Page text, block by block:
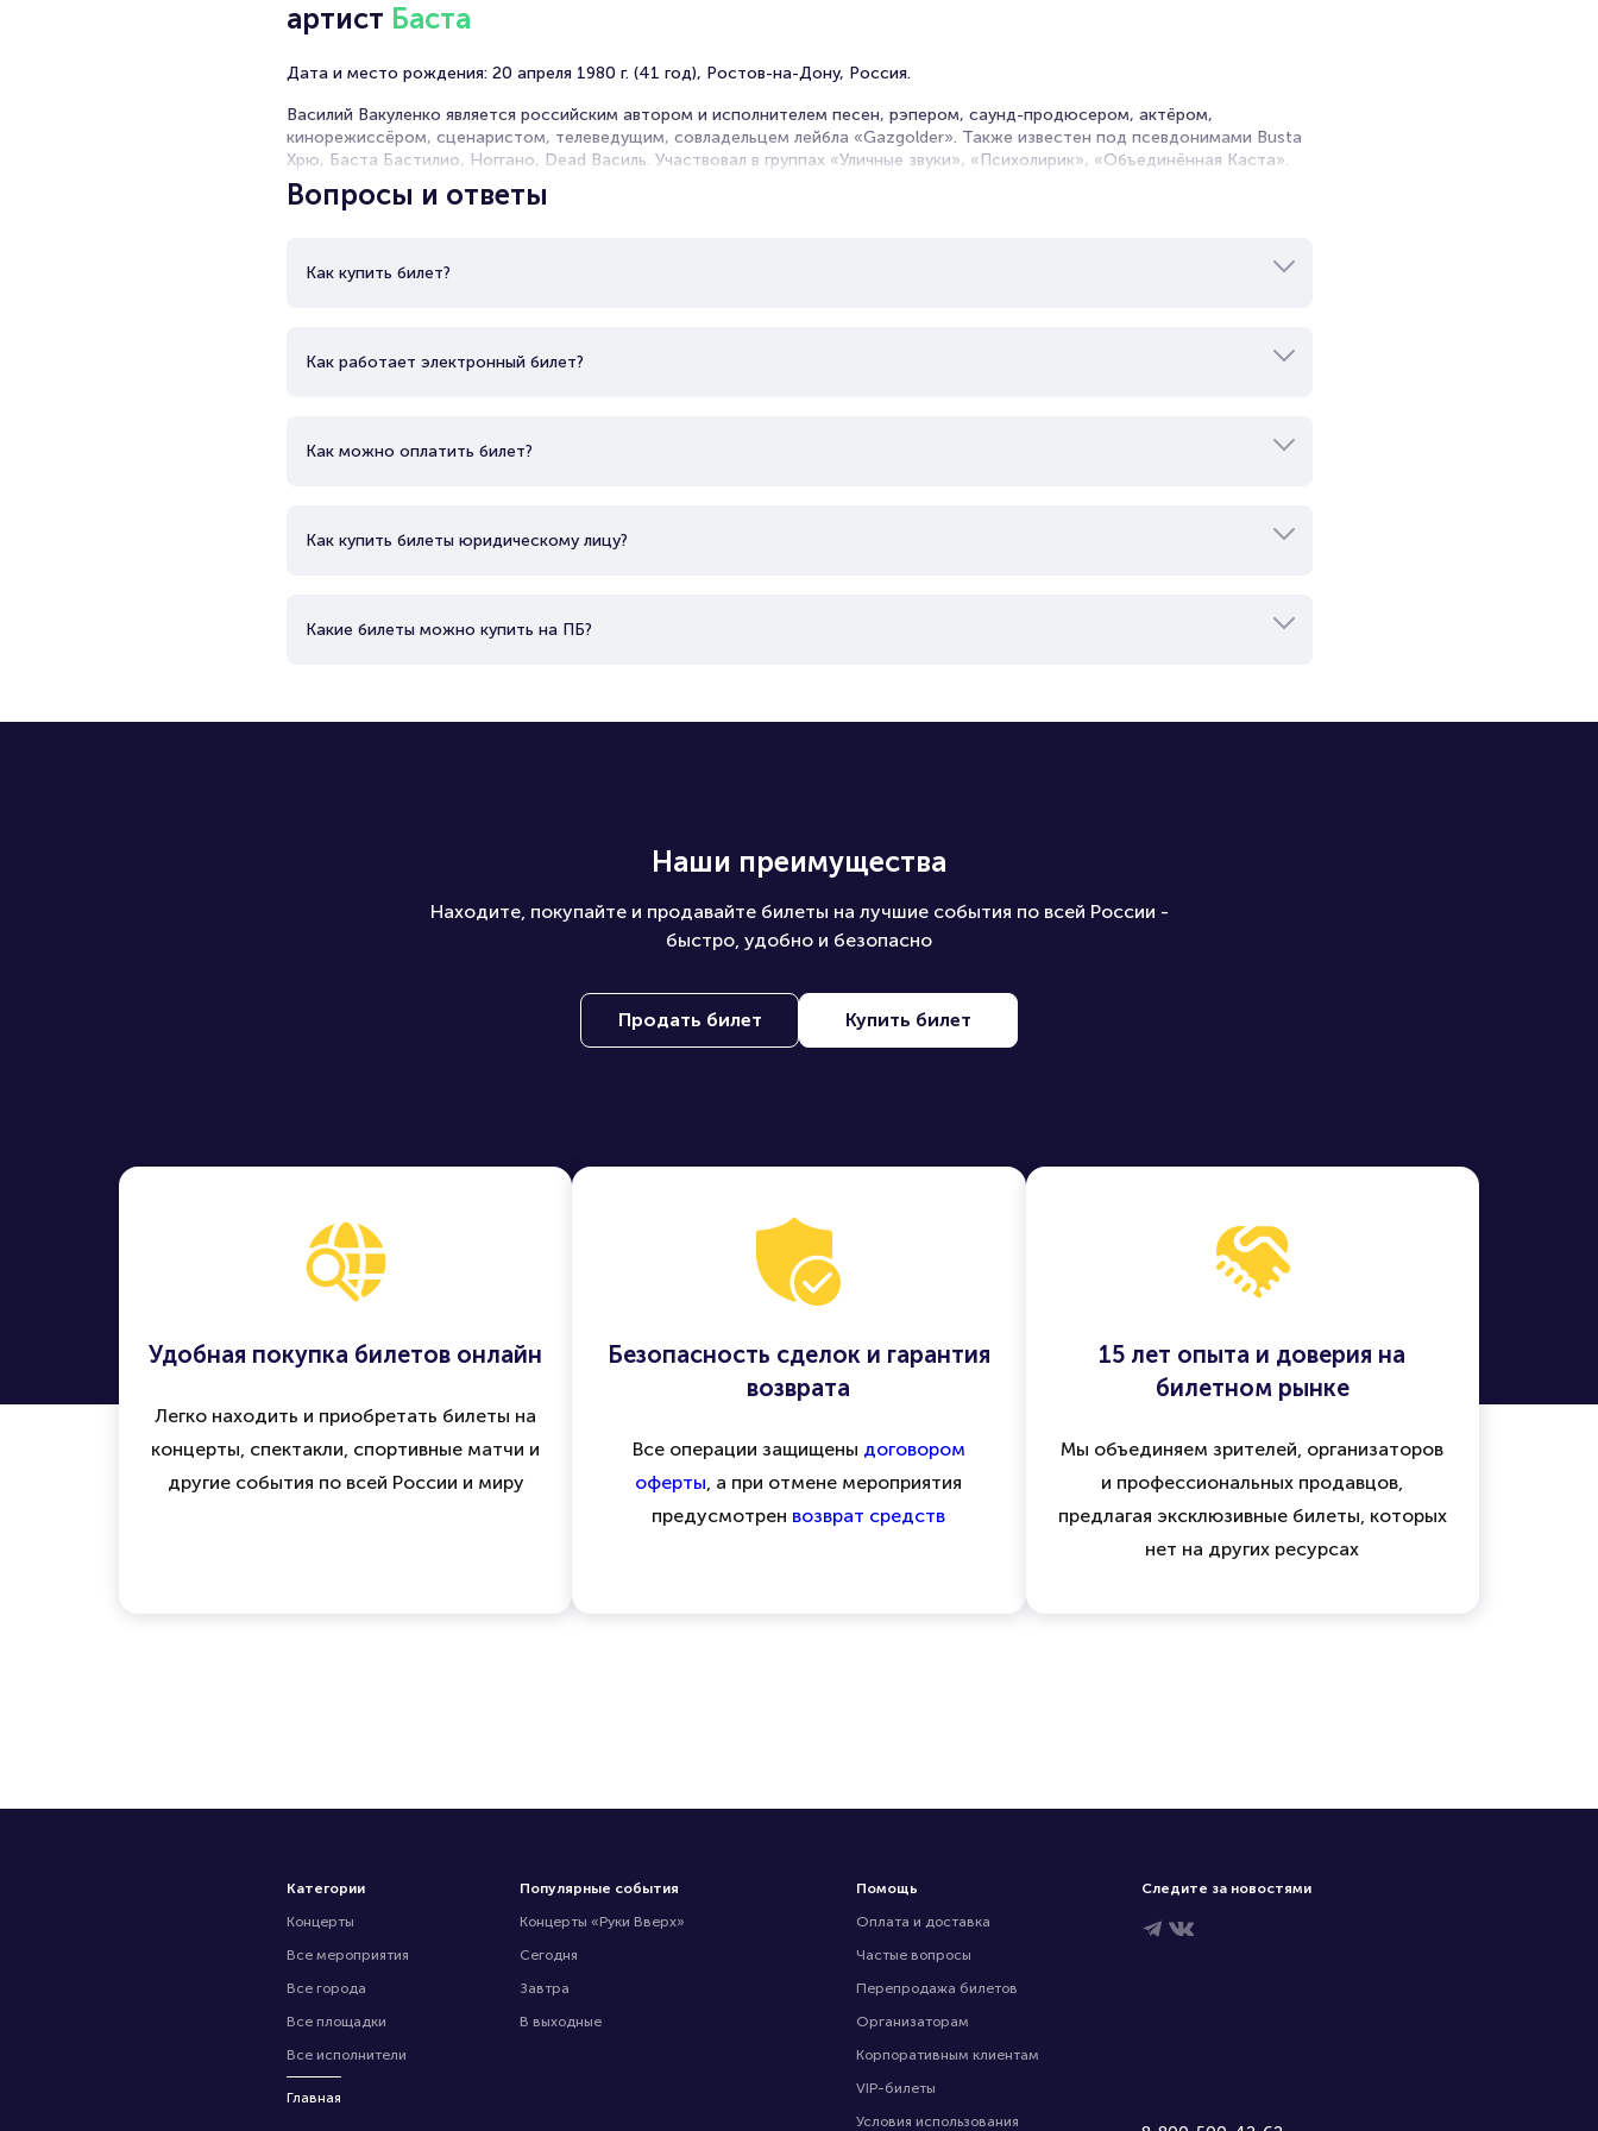
Брокерам
артист Баста
Дата и место рождения: 20 апреля 1980 г. (41 год), Ростов-на-Дону, Россия.
Василий Вакуленко является российским автором и исполнителем песен, рэпером, саунд-продюсером, актёром,
кинорежиссёром, сценаристом, телеведущим, совладельцем лейбла «Gazgolder». Также известен под псевдонимами Busta
Хрю, Баста Бастилио, Ноггано, Dead Василь. Участвовал в группах «Уличные звуки», «Психолирик», «Объединённая Каста».
Неоднократно выступал наставником на телешоу «Голос» и «Голос. Дети». Был ведущим на радиостанции DFM. В его
дискографии 18 студийных альбомов.
Вопросы и ответы
Как купить билет?
Как работает электронный билет?
Как можно оплатить билет?
Как купить билеты юридическому лицу?
Какие билеты можно купить на ПБ?
Наши преимущества
Находите, покупайте и продавайте билеты на лучшие события по всей России -
быстро, удобно и безопасно
Продать билет Купить билет
Удобная покупка билетов онлайн
Легко находить и приобретать билеты на
концерты, спектакли, спортивные матчи и
другие события по всей России и миру
Безопасность сделок и гарантия
возврата
Все операции защищены договором
оферты, а при отмене мероприятия
предусмотрен возврат средств
15 лет опыта и доверия на
билетном рынке
Мы объединяем зрителей, организаторов
и профессиональных продавцов,
предлагая эксклюзивные билеты, которых
нет на других ресурсах
Категории
Концерты
Все мероприятия
Все города
Все площадки
Все исполнители
Главная
Популярные события
Концерты «Руки Вверх»
Сегодня
Завтра
В выходные
Помощь
Оплата и доставка
Частые вопросы
Перепродажа билетов
Организаторам
Корпоративным клиентам
VIP-билеты
Условия использования
Следите за новостями